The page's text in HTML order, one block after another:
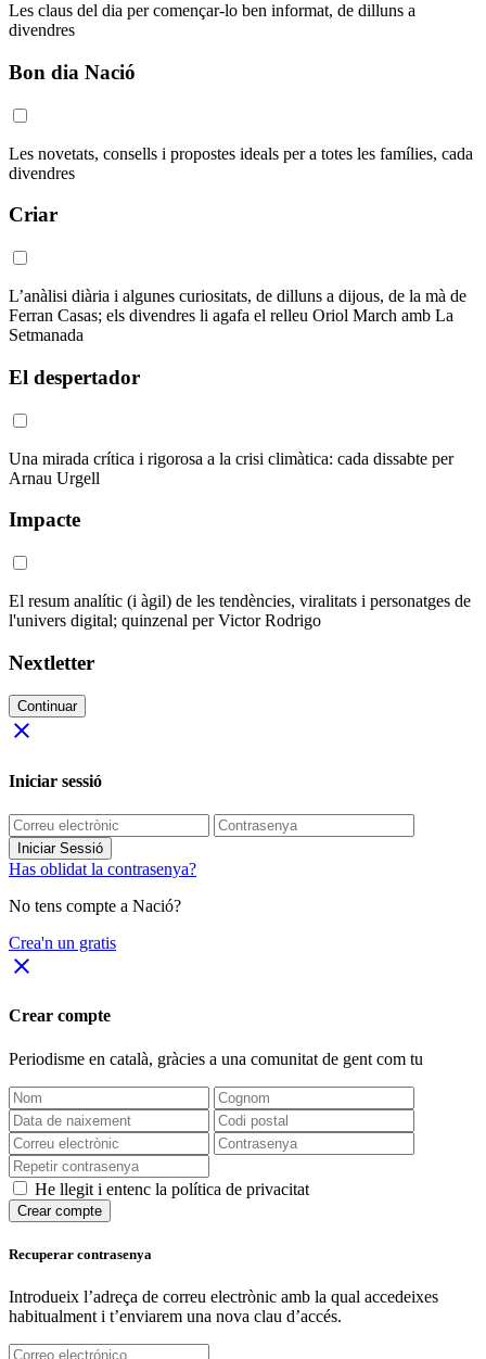
Les claus del dia per començar-lo ben informat, de dilluns a
divendres
Bon dia Nació
Les novetats, consells i propostes ideals per a totes les famílies, cada
divendres
Criar
L’anàlisi diària i algunes curiositats, de dilluns a dijous, de la mà de
Ferran Casas; els divendres li agafa el relleu Oriol March amb La
Setmanada
El despertador
Una mirada crítica i rigorosa a la crisi climàtica: cada dissabte per
Arnau Urgell
Impacte
El resum analític (i àgil) de les tendències, viralitats i personatges de
l'univers digital; quinzenal per Victor Rodrigo
Nextletter
Continuar
close
Iniciar sessió
Iniciar Sessió
Has oblidat la contrasenya?
No tens compte a Nació?
Crea'n un gratis
close
Crear compte
Periodisme en català, gràcies a una comunitat de gent com tu
He llegit i entenc la política de privacitat
Crear compte
Recuperar contrasenya
Introdueix l’adreça de correu electrònic amb la qual accedeixes
habitualment i t’enviarem una nova clau d’accés.